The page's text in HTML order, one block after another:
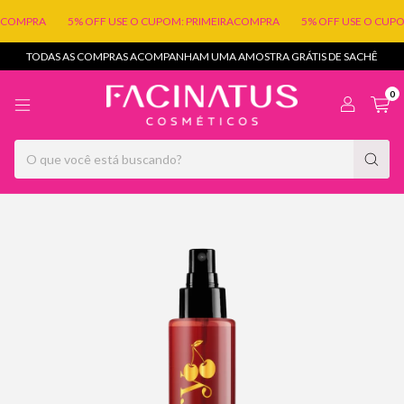
5% OFF USE O CUPOM: PRIMEIRACOMPRA 5% OFF USE O
TODAS AS COMPRAS ACOMPANHAM UMA AMOSTRA GRÁTIS DE SACHÊ
0